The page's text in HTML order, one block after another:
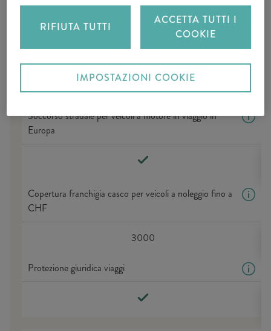
25 000
Assistance persone
Soccorso stradale per veicoli a motore in viaggio in
Europa
Copertura franchigia casco per veicoli a noleggio fino a
CHF
3000
Protezione giuridica viaggi
RIFIUTA TUTTI
ACCETTA TUTTI I
COOKIE
IMPOSTAZIONI COOKIE